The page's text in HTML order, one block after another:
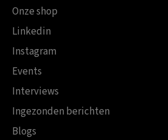
Onze shop
Linkedin
Instagram
Events
Interviews
Ingezonden berichten
Blogs